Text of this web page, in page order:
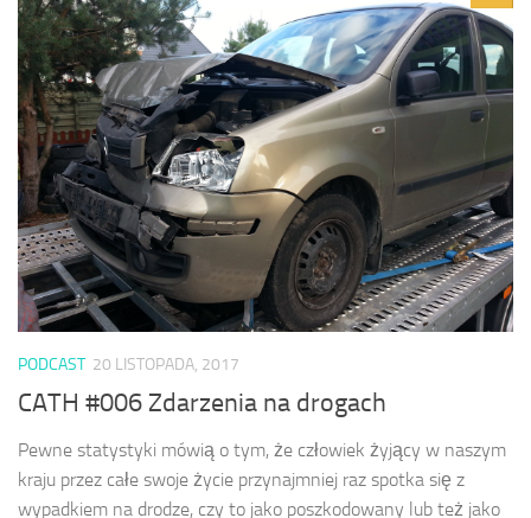
PODCAST 20 LISTOPADA, 2017
CATH #006 Zdarzenia na drogach
Pewne statystyki mówią o tym, że człowiek żyjący w naszym
kraju przez całe swoje życie przynajmniej raz spotka się z
wypadkiem na drodze, czy to jako poszkodowany lub też jako